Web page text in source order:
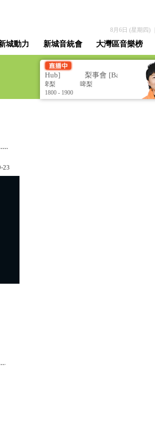
8月6日 (星期四)｜
城動力 新城音統會 大灣區音樂榜
事會 [Barry's Hub] 梨事會 [Barry's Hub]
啤梨 啤梨
1800 - 1900
23